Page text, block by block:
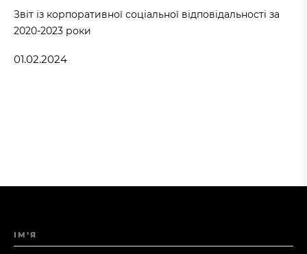
Звіт із корпоративної соціальної відповідальності за
2020-2023 роки
01.02.2024
ІМ’Я